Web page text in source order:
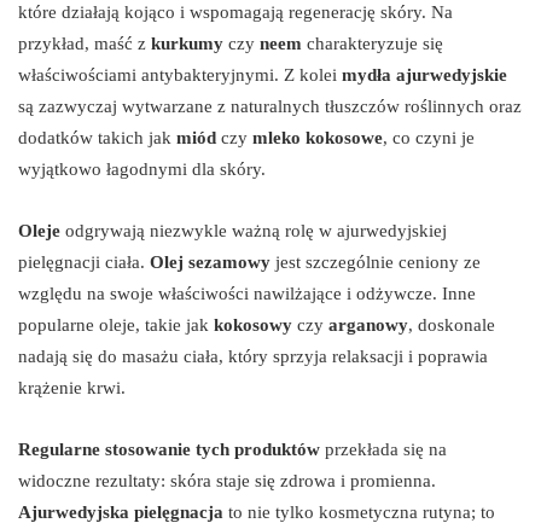
które działają kojąco i wspomagają regenerację skóry. Na
przykład, maść z kurkumy czy neem charakteryzuje się
właściwościami antybakteryjnymi. Z kolei mydła ajurwedyjskie
są zazwyczaj wytwarzane z naturalnych tłuszczów roślinnych oraz
dodatków takich jak miód czy mleko kokosowe, co czyni je
wyjątkowo łagodnymi dla skóry.
Oleje odgrywają niezwykle ważną rolę w ajurwedyjskiej
pielęgnacji ciała. Olej sezamowy jest szczególnie ceniony ze
względu na swoje właściwości nawilżające i odżywcze. Inne
popularne oleje, takie jak kokosowy czy arganowy, doskonale
nadają się do masażu ciała, który sprzyja relaksacji i poprawia
krążenie krwi.
Regularne stosowanie tych produktów przekłada się na
widoczne rezultaty: skóra staje się zdrowa i promienna.
Ajurwedyjska pielęgnacja to nie tylko kosmetyczna rutyna; to